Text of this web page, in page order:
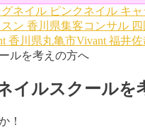
グネイル ピンクネイル キ
ン 香川県集客コンサル
香川県丸亀市Vivant 福井
ルを考えの方へ
イルスクールを
！